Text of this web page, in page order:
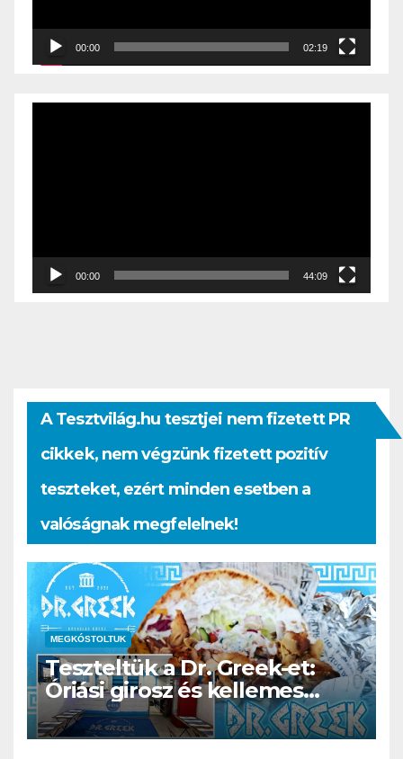
00:00 02:19
00:00 44:09
A Tesztvilág.hu tesztjei nem fizetett PR
cikkek, nem végzünk fizetett pozitív
teszteket, ezért minden esetben a
valóságnak megfelelnek!
MEGKÓSTOLTUK
Teszteltük a Dr. Greek-et:
Óriási girosz és kellemes
kerthelyiség Csepel szívében